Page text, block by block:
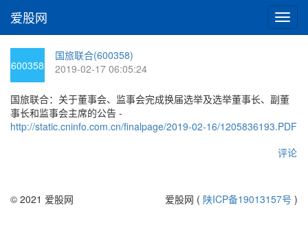
切
换
爱股网
600358
国旅联合(600358)
2019-02-17 06:05:24
国旅联合：关于董事会、监事会完成换届选举及选举董事长、副董
事长和监事会主席的公告 -
http://static.cninfo.com.cn/finalpage/2019-02-16/1205836193.PDF
评论
© 2021 爱股网 爱股网 ( 陕ICP备19013157号 )